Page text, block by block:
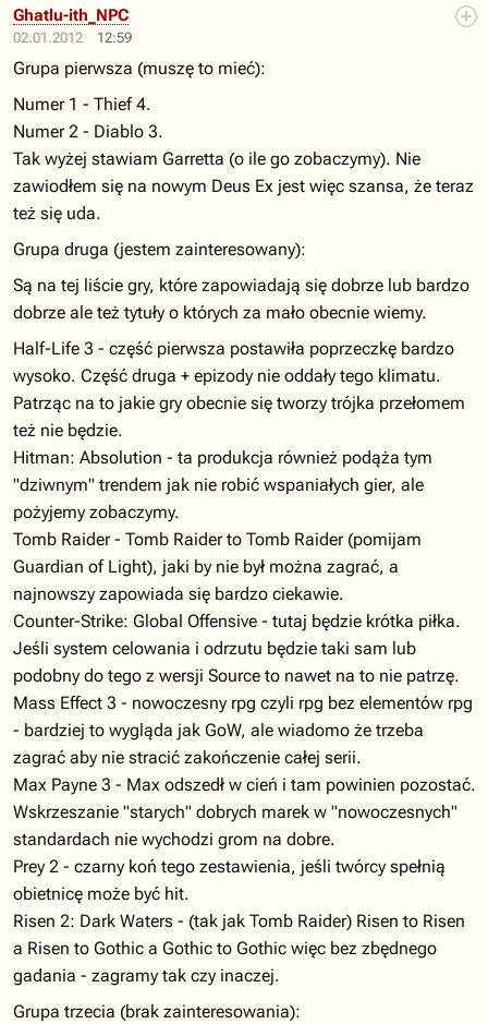
02.01.2012 12:59
Ghatlu-ith_NPC
Grupa pierwsza (muszę to mieć):
Numer 1 - Thief 4.
Numer 2 - Diablo 3.
Tak wyżej stawiam Garretta (o ile go zobaczymy). Nie
zawiodłem się na nowym Deus Ex jest więc szansa, że teraz
też się uda.
Grupa druga (jestem zainteresowany):
Są na tej liście gry, które zapowiadają się dobrze lub bardzo
dobrze ale też tytuły o których za mało obecnie wiemy.
Half-Life 3 - część pierwsza postawiła poprzeczkę bardzo
wysoko. Część druga + epizody nie oddały tego klimatu.
Patrząc na to jakie gry obecnie się tworzy trójka przełomem
też nie będzie.
Hitman: Absolution - ta produkcja również podąża tym
"dziwnym" trendem jak nie robić wspaniałych gier, ale
pożyjemy zobaczymy.
Tomb Raider - Tomb Raider to Tomb Raider (pomijam
Guardian of Light), jaki by nie był można zagrać, a
najnowszy zapowiada się bardzo ciekawie.
Counter-Strike: Global Offensive - tutaj będzie krótka piłka.
Jeśli system celowania i odrzutu będzie taki sam lub
podobny do tego z wersji Source to nawet na to nie patrzę.
Mass Effect 3 - nowoczesny rpg czyli rpg bez elementów rpg
- bardziej to wygląda jak GoW, ale wiadomo że trzeba
zagrać aby nie stracić zakończenie całej serii.
Max Payne 3 - Max odszedł w cień i tam powinien pozostać.
Wskrzeszanie "starych" dobrych marek w "nowoczesnych"
standardach nie wychodzi grom na dobre.
Prey 2 - czarny koń tego zestawienia, jeśli twórcy spełnią
obietnicę może być hit.
Risen 2: Dark Waters - (tak jak Tomb Raider) Risen to Risen
a Risen to Gothic a Gothic to Gothic więc bez zbędnego
gadania - zagramy tak czy inaczej.
Grupa trzecia (brak zainteresowania):